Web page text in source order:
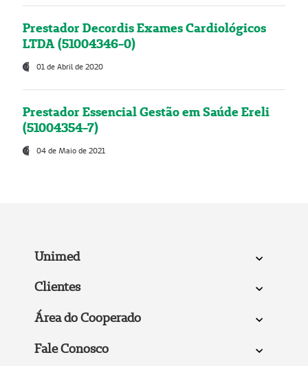
Prestador Decordis Exames Cardiológicos
LTDA (51004346-0)
01 de Abril de 2020
Prestador Essencial Gestão em Saúde Ereli
(51004354-7)
04 de Maio de 2021
Unimed
Clientes
Área do Cooperado
Fale Conosco